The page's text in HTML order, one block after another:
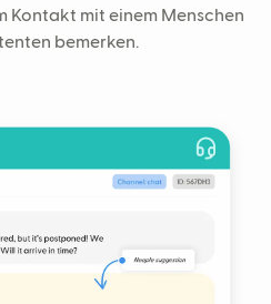
Kontakt mit einem Menschen
bemerken.